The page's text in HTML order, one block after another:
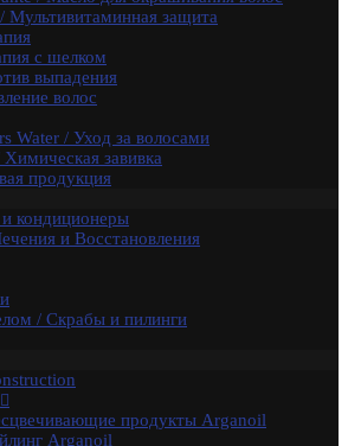
BAR Оттеночные Бальзамы
BAR Уход за Волосами
Мужская серия
Hair Выпрямления волос
Депиляции
для депиляции
воски
воски в картриджах
Воск в Банке
воск в картриджах
паста Kapous Professional
до и после депиляции
и инструменты
продукция Kapous
Расчески, Щетки
и завивки
Мультивитаминная защита
с шелком
выпадения
волос
Water / Уход за волосами
завивка
продукция
кондиционеры
и Восстановления
/ Скрабы и пилинги
продукты Arganoil
Arganoil